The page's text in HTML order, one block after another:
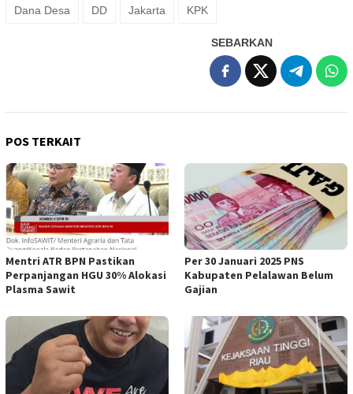
Dana Desa DD Jakarta KPK
SEBARKAN
POS TERKAIT
Mentri ATR BPN Pastikan
Perpanjangan HGU 30% Alokasi
Plasma Sawit
Per 30 Januari 2025 PNS
Kabupaten Pelalawan Belum
Gajian